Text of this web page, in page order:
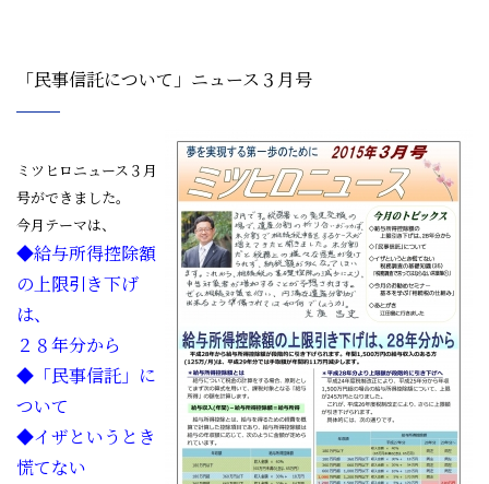
「民事信託について」ニュース３月号
ミツヒロニュース３月
号ができました。
今月テーマは、
◆給与所得控除額
の上限引き下げ
は、
２８年分から
◆「民事信託」に
ついて
◆イザというとき
慌てない